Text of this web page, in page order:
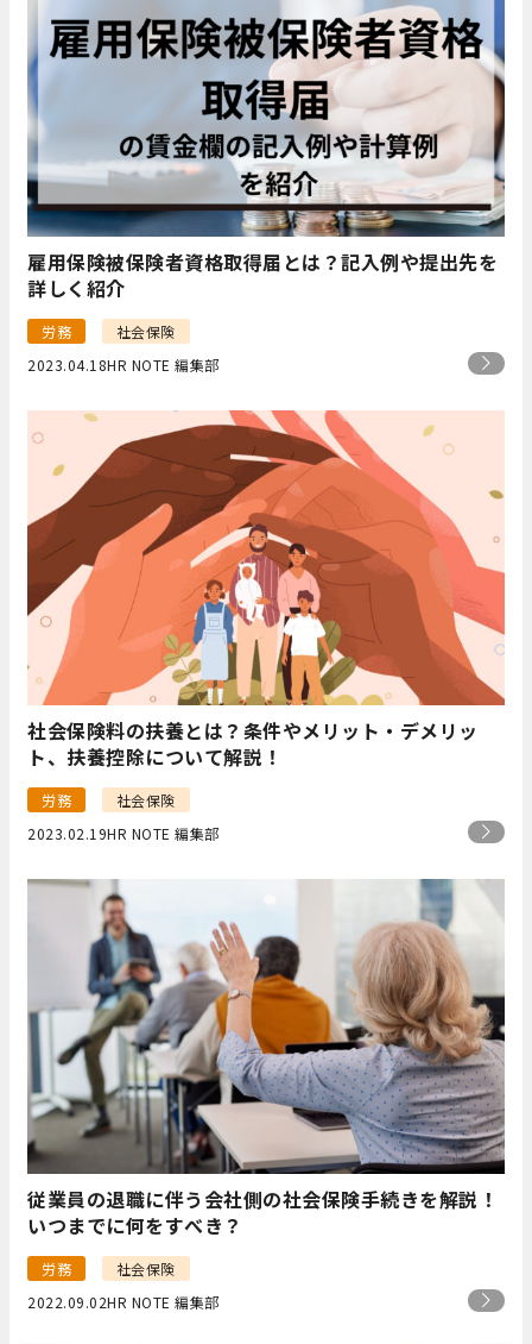
雇用保険被保険者資格取得届とは？記入例や提出先を
詳しく紹介
労務
社会保険
2023.04.18HR NOTE 編集部
社会保険料の扶養とは？条件やメリット・デメリッ
ト、扶養控除について解説！
労務
社会保険
2023.02.19HR NOTE 編集部
従業員の退職に伴う会社側の社会保険手続きを解説！
いつまでに何をすべき？
労務
社会保険
2022.09.02HR NOTE 編集部